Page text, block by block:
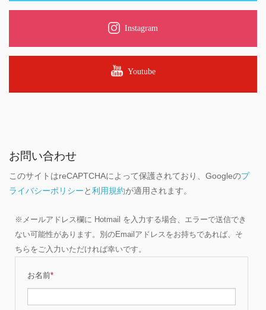
Instagram
Youtube
お問い合わせ
このサイトはreCAPTCHAによって保護されており、Googleのプ
ライバシーポリシーと利用規約が適用されます。
※メールアドレス欄に Hotmail を入力する場合、エラーで送信でき
ない可能性があります。別のEmailアドレスをお持ちであれば、そ
ちらをご入力いただければ幸いです。
お名前*